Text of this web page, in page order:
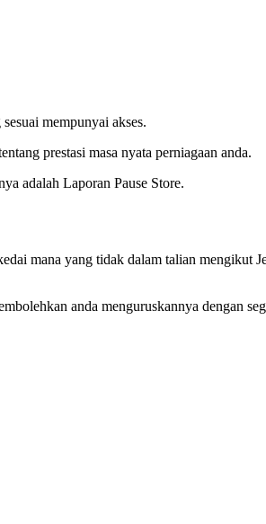
mempunyai akses.
prestasi masa nyata perniagaan anda.
adalah Laporan Pause Store.
mana yang tidak dalam talian mengikut
anda menguruskannya dengan